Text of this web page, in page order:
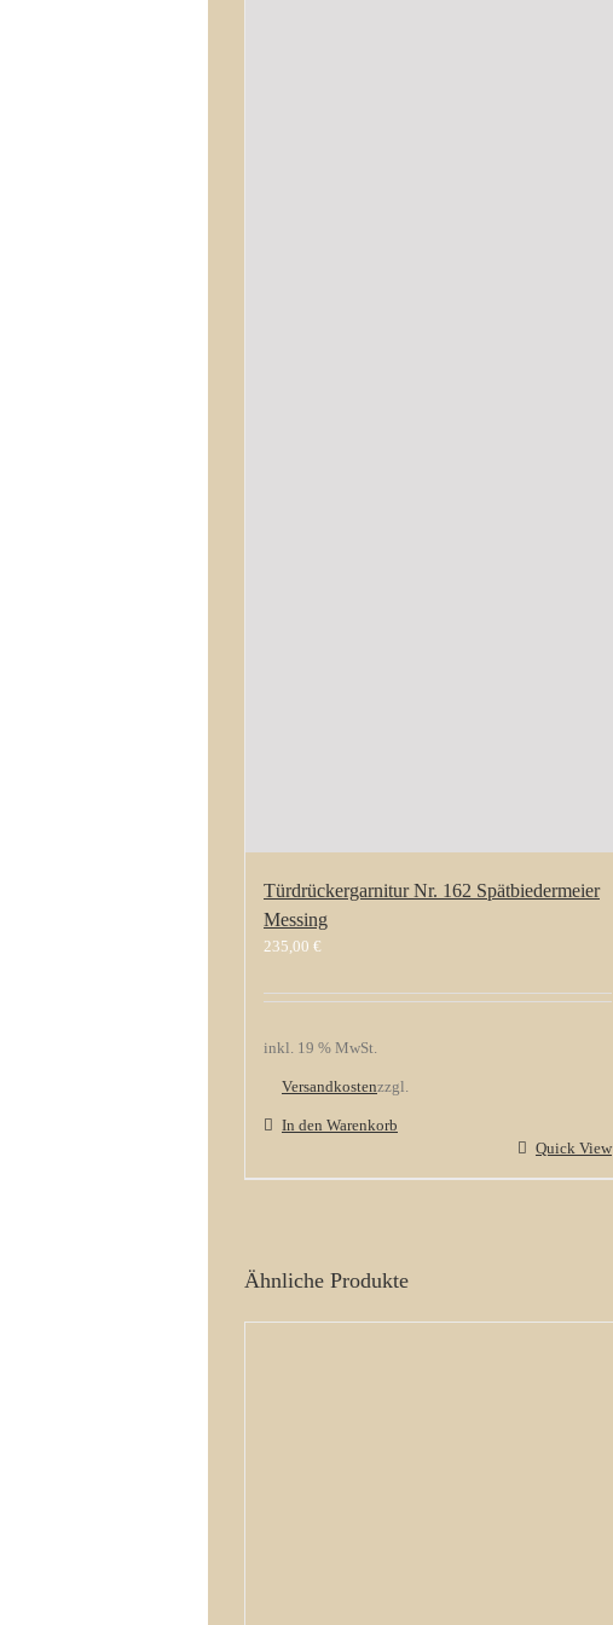
Türdrückergarnitur Nr. 162 Spätbiedermeier
Messing
235,00 €
inkl. 19 % MwSt.
zzgl.
Versandkosten
In den Warenkorb
Quick View
Ähnliche Produkte